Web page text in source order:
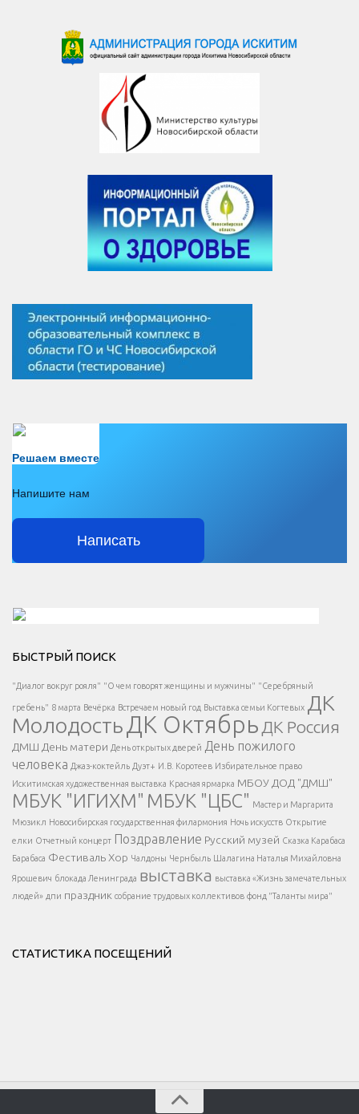
Решаем вместе
Напишите нам
Написать
Есть вопрос?
Напишите нам
</span >
Написать
</button >
</div >
</div > </div >
БЫСТРЫЙ ПОИСК
"Диалог вокруг рояля" "О чем говорят женщины и мужчины" "Серебряный
гребень" 8 марта Вечёрка Встречаем новый год Выставка семьи Когтевых ДК
МолодостьДК Октябрь ДК Россия
ДМШ День матери День открытых дверей День пожилого
человека Джаз-коктейль Дуэт+ И.В. Коротеев Избирательное право
Искитимская художественная выставка Красная ярмарка МБОУ ДОД "ДМШ"
МБУК "ИГИХМ" МБУК "ЦБС" Мастер и Маргарита
Мюзикл Новосибирская государственная филармония Ночь искусств Открытие
елки Отчетный концерт Поздравление Русский музей Сказка Карабаса
Барабаса Фестиваль Хор Чалдоны Чернбыль Шалагина Наталья Михайловна
Ярошевич блокада Ленинграда выставка выставка «Жизнь замечательных
людей» дпи праздник собрание трудовых коллективов фонд "Таланты мира"
СТАТИСТИКА ПОСЕЩЕНИЙ